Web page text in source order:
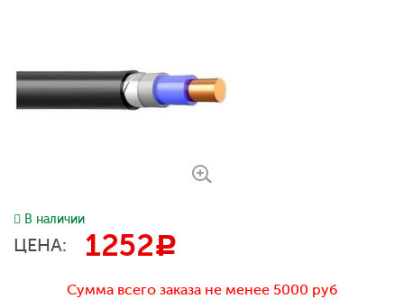
В наличии
ЦЕНА: 1252c
Сумма всего заказа не менее 5000 руб